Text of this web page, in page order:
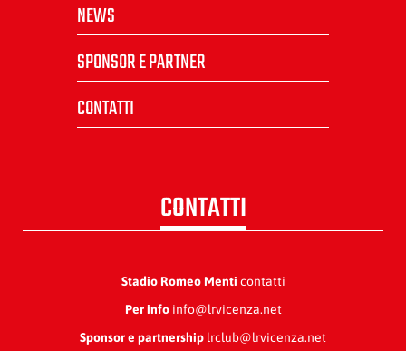
NEWS
SPONSOR E PARTNER
CONTATTI
CONTATTI
Stadio Romeo Menti contatti
Per infoinfo@lrvicenza.net
Sponsor e partnership lrclub@lrvicenza.net